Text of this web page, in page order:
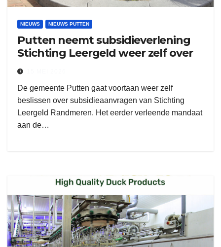
NIEUWS NIEUWS PUTTEN
Putten neemt subsidieverlening
Stichting Leergeld weer zelf over
De gemeente Putten gaat voortaan weer zelf
beslissen over subsidieaanvragen van Stichting
Leergeld Randmeren. Het eerder verleende mandaat
aan de…